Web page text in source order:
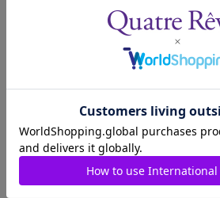
短辺 217mm × 長辺
短辺 213mm × 長辺
短辺 254mm × 長辺
半切写真
短辺 305mm × 長辺
短辺 402mm × 長辺
写真のサイズにつきまして、下記の件
※ 宝塚大劇場および新人公演の舞台
に白フチが入ります。